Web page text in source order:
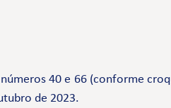
40 e 66 (conforme
de 2023.